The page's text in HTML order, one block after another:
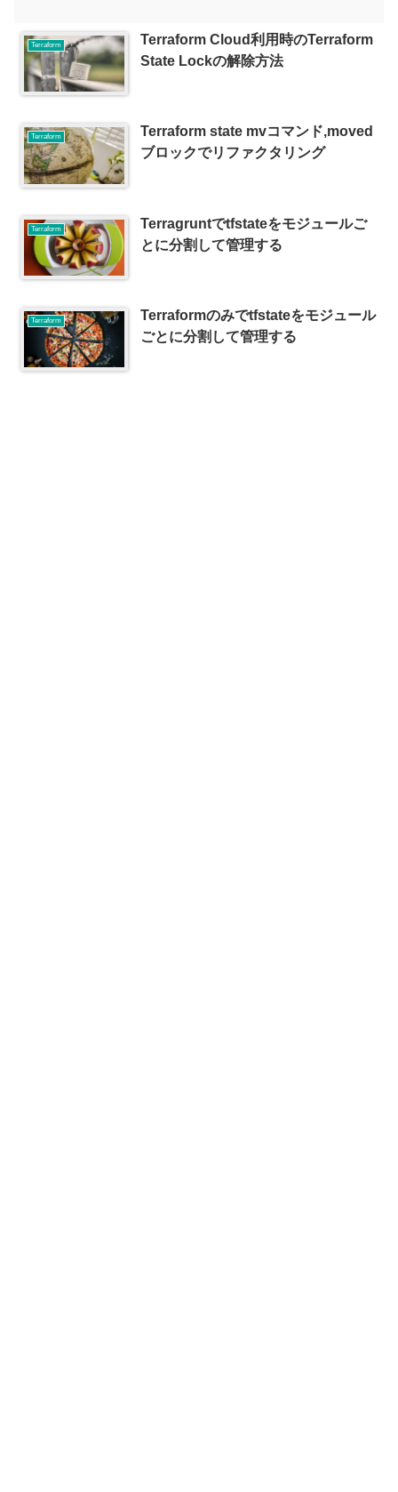
Terraform
Terraform Cloud利用時のTerraform
State Lockの解除方法
Terraform
Terraform state mvコマンド,moved
ブロックでリファクタリング
Terraform
Terragruntでtfstateをモジュールご
とに分割して管理する
Terraform
Terraformのみでtfstateをモジュール
ごとに分割して管理する